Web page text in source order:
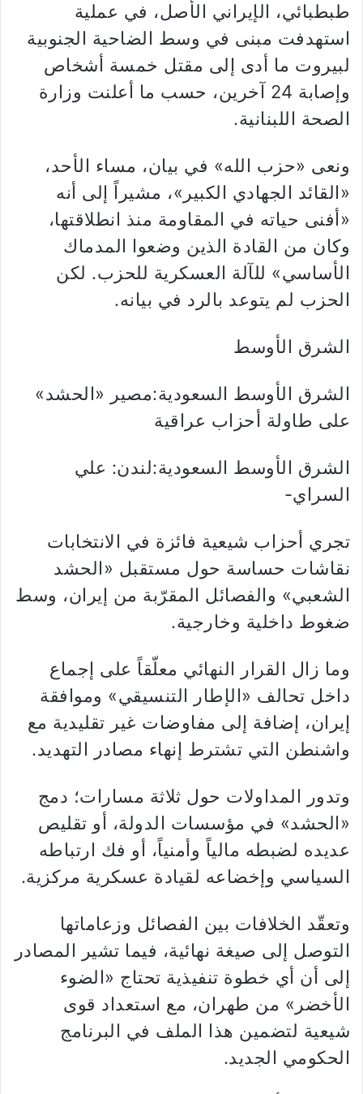
طبطبائي، الإيراني الأصل، في عملية
استهدفت مبنى في وسط الضاحية الجنوبية
لبيروت ما أدى إلى مقتل خمسة أشخاص
وإصابة 24 آخرين، حسب ما أعلنت وزارة
الصحة اللبنانية.
ونعى «حزب الله» في بيان، مساء الأحد،
«القائد الجهادي الكبير»، مشيراً إلى أنه
«أفنى حياته في المقاومة منذ انطلاقتها،
وكان من القادة الذين ‏وضعوا ‏المدماك
الأساسي» للآلة العسكرية للحزب. لكن
الحزب لم يتوعد بالرد في بيانه.
الشرق الأوسط
الشرق الأوسط السعودية:مصير «الحشد»
على طاولة أحزاب عراقية
الشرق الأوسط السعودية:لندن: علي
السراي-
تجري أحزاب شيعية فائزة في الانتخابات
نقاشات حساسة حول مستقبل «الحشد
الشعبي» والفصائل المقرّبة من إيران، وسط
ضغوط داخلية وخارجية.
وما زال القرار النهائي معلّقاً على إجماع
داخل تحالف «الإطار التنسيقي» وموافقة
إيران، إضافة إلى مفاوضات غير تقليدية مع
واشنطن التي تشترط إنهاء مصادر التهديد.
وتدور المداولات حول ثلاثة مسارات؛ دمج
«الحشد» في مؤسسات الدولة، أو تقليص
عديده لضبطه مالياً وأمنياً، أو فك ارتباطه
السياسي وإخضاعه لقيادة عسكرية مركزية.
وتعقّد الخلافات بين الفصائل وزعاماتها
التوصل إلى صيغة نهائية، فيما تشير المصادر
إلى أن أي خطوة تنفيذية تحتاج «الضوء
الأخضر» من طهران، مع استعداد قوى
شيعية لتضمين هذا الملف في البرنامج
الحكومي الجديد.